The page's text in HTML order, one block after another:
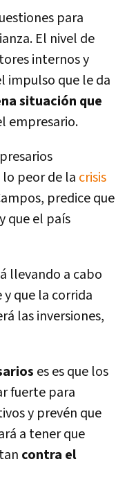
para
El nivel de
internos y
impulso que le da
situación que
empresario.
lo peor de la crisis
predice que
y que el paí­s
llevando a cabo
que la corrida
las inversiones,
es es que los
fuerte para
y prevén que
a tener que
contra el